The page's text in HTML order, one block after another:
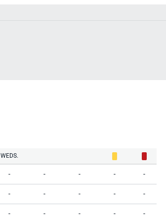
WEDS.
- - - - -
- - - - -
- - - - -